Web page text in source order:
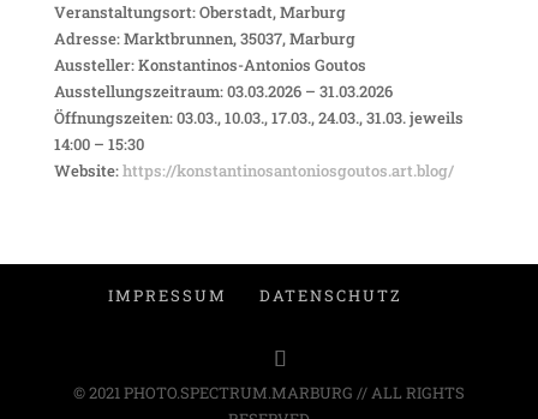
Veranstaltungsort: Oberstadt, Marburg
Adresse: Marktbrunnen, 35037, Marburg
Aussteller: Konstantinos-Antonios Goutos
Ausstellungszeitraum: 03.03.2026 – 31.03.2026
Öffnungszeiten: 03.03., 10.03., 17.03., 24.03., 31.03. jeweils
14:00 – 15:30
Website:https://konstantinosantoniosgoutos.art.blog/
IMPRESSUM DATENSCHUTZ
© 2021 PHOTO.SPECTRUM.MARBURG // ALL RIGHTS